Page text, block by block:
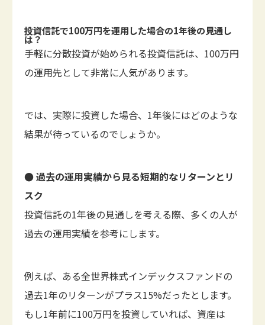
投資信託で100万円を運用した場合の1年後の見通し
は？
手軽に分散投資が始められる投資信託は、100万円
の運用先として非常に人気があります。
では、実際に投資した場合、1年後にはどのような
結果が待っているのでしょうか。
● 過去の運用実績から見る短期的なリターンとリ
スク
投資信託の1年後の見通しを考える際、多くの人が
過去の運用実績を参考にします。
例えば、ある全世界株式インデックスファンドの
過去1年のリターンがプラス15%だったとします。
もし1年前に100万円を投資していれば、資産は